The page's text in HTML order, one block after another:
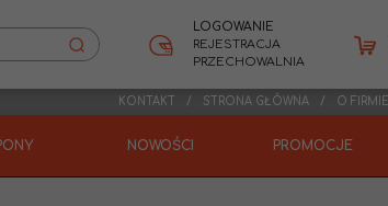
LOGOWANIE
REJESTRACJA
PRZECHOWALNIA
KONTAKT STRONA GŁÓWNA O FIRMIE
NOWOŚCI PROMOCJE